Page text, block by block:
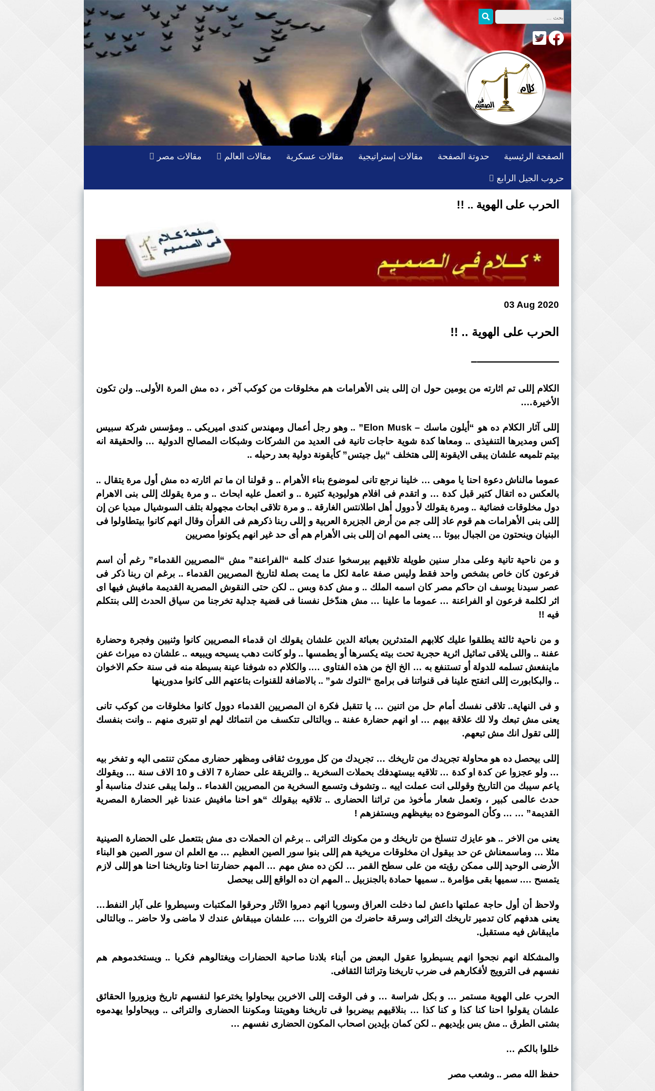
التجاوز
إلى
البحث عن:
بحث
الصفحة الرئيسية حدوتة الصفحة مقالات إستراتيجية مقالات عسكرية مقالات العالم مقالات مصر
حروب الجيل الرابع
الحرب على الهوية .. !!
03 Aug 2020
الحرب على الهوية .. !!
———————–
الكلام إللى تم اثارته من يومين حول ان إللى بنى الأهرامات هم مخلوقات من كوكب آخر ، ده مش المرة الأولى.. ولن تكون
الأخيرة….
إللى آثار الكلام ده هو “أيلون ماسك – Elon Musk” .. وهو رجل أعمال ومهندس كندى اميريكى .. ومؤسس شركة سبيس
إكس ومديرها التنفيذى .. ومعاها كدة شوية حاجات تانية فى العديد من الشركات وشبكات المصالح الدولية … والحقيقة انه
بيتم تلميعه علشان يبقى الايقونة إللى هتخلف “بيل جيتس” كأيقونة دولية بعد رحيله ..
عموما مالناش دعوة احنا يا موهى … خلينا نرجع تانى لموضوع بناء الأهرام .. و قولنا ان ما تم اثارته ده مش أول مرة يتقال ..
بالعكس ده اتقال كتير قبل كدة … و اتقدم فى افلام هوليودية كتيرة .. و اتعمل عليه ابحاث .. و مرة يقولك إللى بنى الاهرام
دول مخلوقات فضائية .. ومرة يقولك لأ دوول أهل اطلانتس الغارقة .. و مرة تلاقى ابحاث مجهولة بتلف السوشيال ميديا عن إن
إللى بنى الأهرامات هم قوم عاد إللى جم من أرض الجزيرة العربية و إللى ربنا ذكرهم فى القرأن وقال انهم كانوا بيتطاولوا فى
البنيان وينحتون من الجبال بيوتا … يعنى المهم ان إللى بنى الأهرام هم أى حد غير انهم يكونوا مصريين
و من ناحية تانية وعلى مدار سنين طويلة تلاقيهم بيرسخوا عندك كلمة “الفراعنة” مش “المصريين القدماء” رغم أن اسم
فرعون كان خاص بشخص واحد فقط وليس صفة عامة لكل ما يمت بصلة لتاريخ المصريين القدماء .. برغم ان ربنا ذكر فى
عصر سيدنا يوسف ان حاكم مصر كان اسمه الملك .. و مش كدة وبس .. لكن حتى النقوش المصرية القديمة مافيش فيها اى
اثر لكلمة فرعون او الفراعنة … عموما ما علينا … مش هندّخل نفسنا فى قضية جدلية تخرجنا من سياق الحدث إللى بنتكلم
فيه !!
و من ناحية ثالثة يطلقوا عليك كلابهم المتدثرين بعبائة الدين علشان يقولك ان قدماء المصريين كانوا وثنيين وفجرة وحضارة
عفنة .. واللى يلاقى تماثيل اثرية حجرية تحت بيته يكسرها أو يطمسها .. ولو كانت دهب يسيحه ويبيعه .. علشان ده ميراث عفن
ماينفعش تسلمه للدولة أو تستنفع به … الخ الخ من هذه الفتاوى …. والكلام ده شوفنا عينة بسيطة منه فى سنة حكم الاخوان
.. والبكابورت إللى اتفتح علينا فى قنواتنا فى برامج “التوك شو” .. بالاضافة للقنوات بتاعتهم اللى كانوا مدورينها
و فى النهاية.. تلاقى نفسك أمام حل من اتنين … يا تتقبل فكرة ان المصريين القدماء دوول كانوا مخلوقات من كوكب تانى
يعنى مش تبعك ولا لك علاقة بيهم … او انهم حضارة عفنة .. وبالتالى تتكسف من انتمائك لهم او تتبرى منهم .. وانت بنفسك
إللى تقول انك مش تبعهم.
إللى بيحصل ده هو محاولة تجريدك من تاريخك … تجريدك من كل موروث ثقافى ومظهر حضارى ممكن تنتمى اليه و تفخر بيه
… ولو عجزوا عن كدة او كدة … تلاقيه بيستهدفك بحملات السخرية .. والتريقة على حضارة 7 الاف و 10 الاف سنة … ويقولك
ياعم سيبك من التاريخ وقوللى انت عملت اييه .. وتشوف وتسمع السخرية من المصريين القدماء .. ولما يبقى عندك مناسبة أو
حدث عالمى كبير ، وتعمل شعار مأخوذ من تراثنا الحضارى .. تلاقيه بيقولك “هو احنا مافيش عندنا غير الحضارة المصرية
القديمة” … … وكأن الموضوع ده بيغيظهم ويستفزهم !
يعنى من الاخر .. هو عايزك تنسلخ من تاريخك و من مكونك التراثى .. برغم ان الحملات دى مش بتتعمل على الحضارة الصينية
مثلا … وماسمعناش عن حد بيقول ان مخلوقات مريخية هم إللى بنوا سور الصين العظيم … مع العلم ان سور الصين هو البناء
الأرضى الوحيد إللى ممكن رؤيته من على سطح القمر … لكن ده مش مهم … المهم حضارتنا احنا وتاريخنا احنا هو إللى لازم
يتمسح …. سميها بقى مؤامرة .. سميها حمادة بالجنزبيل .. المهم ان ده الواقع إللى بيحصل
ولاحظ أن أول حاجة عملتها داعش لما دخلت العراق وسوريا انهم دمروا الآثار وحرقوا المكتبات وسيطروا على آبار النفط…
يعنى هدفهم كان تدمير تاريخك التراثى وسرقة حاضرك من الثروات …. علشان ميبقاش عندك لا ماضى ولا حاضر .. وبالتالى
مايبقاش فيه مستقبل.
والمشكلة انهم نجحوا انهم يسيطروا عقول البعض من أبناء بلادنا صاحبة الحضارات ويغتالوهم فكريا .. ويستخدموهم هم
نفسهم فى الترويج لأفكارهم فى ضرب تاريخنا وتراثنا الثقافى.
الحرب على الهوية مستمر … و بكل شراسة … و فى الوقت إللى الاخرين بيحاولوا يخترعوا لنفسهم تاريخ ويزوروا الحقائق
علشان يقولوا احنا كنا كذا و كنا كذا … بنلاقيهم بيضربوا فى تاريخنا وهويتنا ومكوننا الحضارى والتراثى .. وبيحاولوا يهدموه
بشتى الطرق .. مش بس بإيديهم .. لكن كمان بإيدين اصحاب المكون الحضارى نفسهم …
خللوا بالكم …
حفظ الله مصر .. وشعب مصر